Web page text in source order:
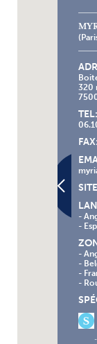
320
TEL:
FAX:
-
-
-
-
-
-